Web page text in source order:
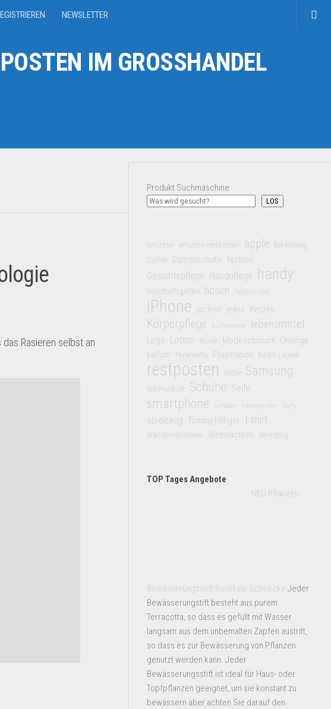
NEWSLETTER
IM GROSSHANDEL
Rasieren selbst an
Produkt Suchmaschine
LOS
Amazon amazon restposten apple Bekleidung
Collier Damenschuhe fashion
Gesichtspflege Handpflege handy
Haushaltsgeräte hosen Hygieneartikel
iPhone jacken jeans Kerzen
Körperpflege Küchengeräte lebensmittel
Lego Lotion Mode Modeschmuck Ohrringe
parfüm
Perlenkette Playstation Ralph Lauren
restposten röcke Samsung
Schmuckset Schuhe Seife
smartphone software sonderposten Sony
spielzeug Tommy Hilfiger t shirt
Waschmaschinen Weihnachten Werkzeug
TOP Tages Angebote
NEU Pflanzen
Bewässerungsstift Rustikale Schnecke Jeder
Bewässerungstift besteht aus purem
Terracotta, so dass es gefüllt mit Wasser
langsam aus dem unbemalten Zapfen austritt,
so dass es zur Bewässerung von Pflanzen
genutzt werden kann. Jeder
Bewässerungsstift ist ideal für Haus- oder
Topfpflanzen geeignet, um sie konstant zu
bewässern aber achten Sie darauf den